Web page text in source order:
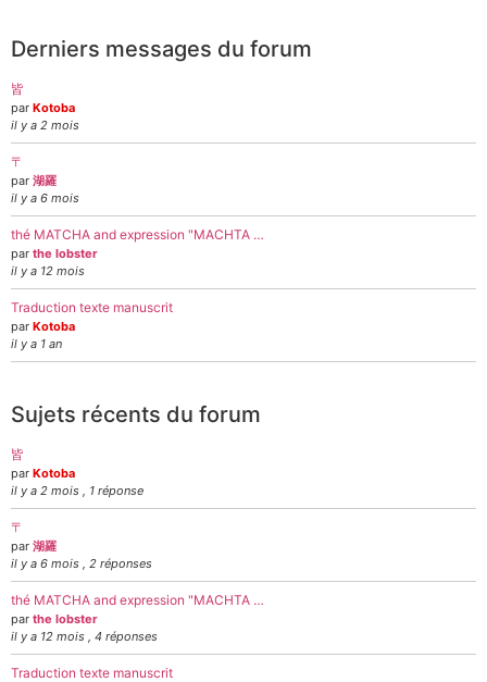
Derniers messages du forum
皆
par Kotoba
il y a 2 mois
〒
par 湖羅
il y a 6 mois
thé MATCHA and expression "MACHTA …
par the lobster
il y a 12 mois
Traduction texte manuscrit
par Kotoba
il y a 1 an
Sujets récents du forum
皆
par Kotoba
il y a 2 mois , 1 réponse
〒
par 湖羅
il y a 6 mois , 2 réponses
thé MATCHA and expression "MACHTA …
par the lobster
il y a 12 mois , 4 réponses
Traduction texte manuscrit